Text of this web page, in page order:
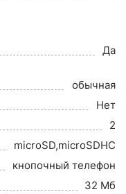
Да
обычная
Нет
2
microSD,microSDHC
кнопочный телефон
32 Мб